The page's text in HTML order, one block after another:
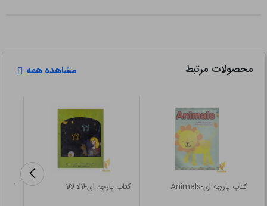
محصولات مرتبط مشاهده همه
کتاب پارچه ای-Animals کتاب پارچه ای-لالا لالا